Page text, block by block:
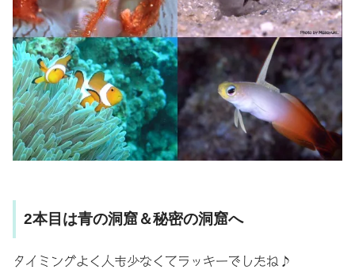
2本目は青の洞窟＆秘密の洞窟へ
タイミングよく人も少なくてラッキーでしたね♪